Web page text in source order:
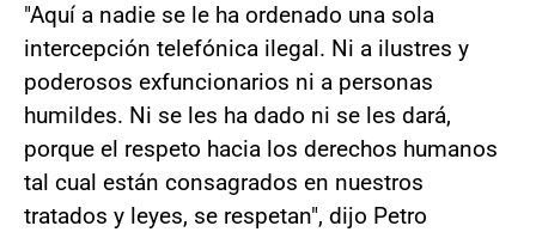
"Aquí a nadie se le ha ordenado una sola
intercepción telefónica ilegal. Ni a ilustres y
poderosos exfuncionarios ni a personas
humildes. Ni se les ha dado ni se les dará,
porque el respeto hacia los derechos humanos
tal cual están consagrados en nuestros
tratados y leyes, se respetan", dijo Petro